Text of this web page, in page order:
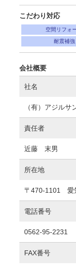
こだわり対応
空間リフォ
耐震補強
会社概要
社名
（有）アジルサ
責任者
近藤 末男
所在地
〒470-1101 愛
電話番号
0562-95-2231
FAX番号